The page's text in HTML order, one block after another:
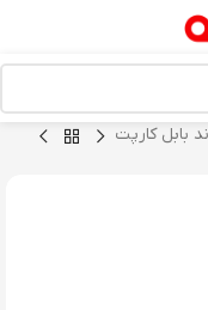
بابل کارپت